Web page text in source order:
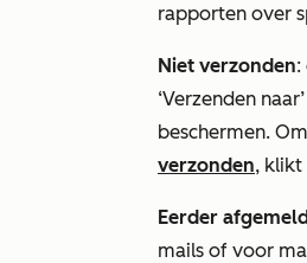
rapporten over
Niet verzonden:
‘Verzenden naar’
beschermen.
verzonden, klikt
Eerder afgemeld
mails of voor